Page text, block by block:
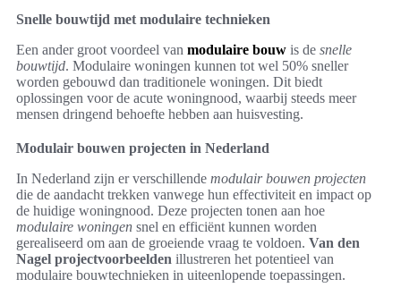
Snelle bouwtijd met modulaire technieken
Een ander groot voordeel van modulaire bouw is de snelle
bouwtijd. Modulaire woningen kunnen tot wel 50% sneller
worden gebouwd dan traditionele woningen. Dit biedt
oplossingen voor de acute woningnood, waarbij steeds meer
mensen dringend behoefte hebben aan huisvesting.
Modulair bouwen projecten in Nederland
In Nederland zijn er verschillende modulair bouwen projecten
die de aandacht trekken vanwege hun effectiviteit en impact op
de huidige woningnood. Deze projecten tonen aan hoe
modulaire woningen snel en efficiënt kunnen worden
gerealiseerd om aan de groeiende vraag te voldoen. Van den
Nagel projectvoorbeelden illustreren het potentieel van
modulaire bouwtechnieken in uiteenlopende toepassingen.